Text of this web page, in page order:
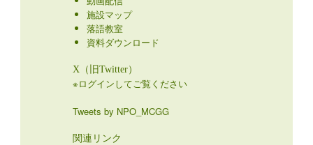
施設マップ
落語教室
資料ダウンロード
X（旧Twitter）
※ログインしてご覧ください
Tweets by NPO_MCGG
関連リンク